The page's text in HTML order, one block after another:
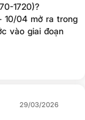
1720)?
10/04 mở ra trong
vào giai đoạn
xen giữa các
tin tích cực
của nhịp hồi
29/03/2026